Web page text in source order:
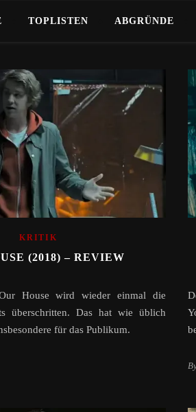
TOPLISTEN ABGRÜNDE
KRITIK
(2018) – REVIEW
House wird wieder einmal die
überschritten. Das hat wie üblich
für das Publikum.